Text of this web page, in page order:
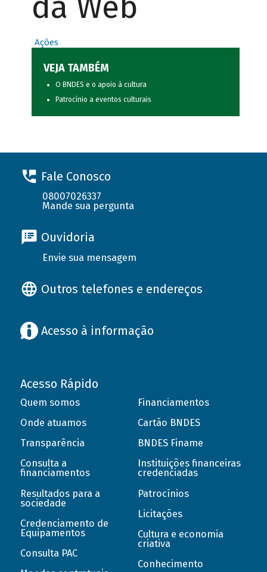
Ações
VEJA TAMBÉM
O BNDES e o apoio à cultura
Patrocínio a eventos culturais
Fale Conosco
08007026337
Mande sua pergunta
Ouvidoria
Envie sua mensagem
Outros telefones e endereços
Acesso à informação
Acesso Rápido
Quem somos
Onde atuamos
Transparência
Consulta a
financiamentos
Resultados para a
sociedade
Credenciamento de
Equipamentos
Consulta PAC
Financiamentos
Cartão BNDES
BNDES Finame
Instituições financeiras
credenciadas
Patrocínios
Licitações
Cultura e economia
criativa
Conhecimento